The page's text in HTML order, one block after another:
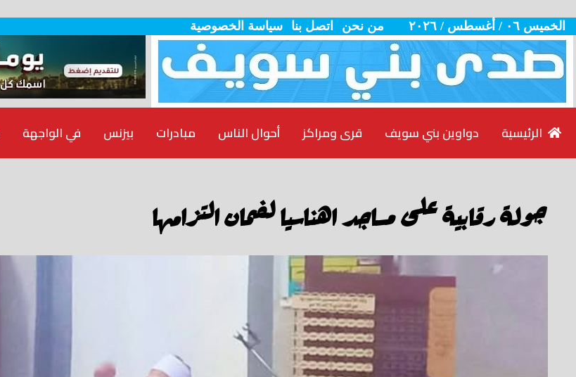
الخميس ٠٦ / أغسطس / ٢٠٢٦ من نحن اتصل بنا سياسة الخصوصية
في الواجهة بيزنس مبادرات أحوال الناس قرى ومراكز دواوين بني سويف
جولة رقابية على مساجد اهناسيا لضمان التزامها